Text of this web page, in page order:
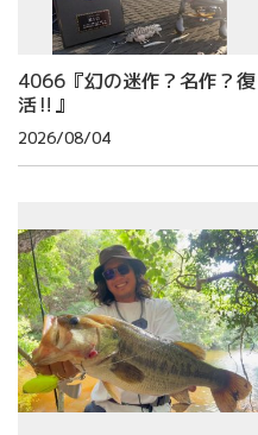
4066『幻の迷作？名作？復
活‼』
2026/08/04